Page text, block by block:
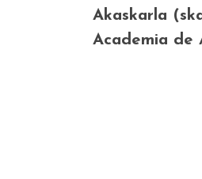
Akaskarla
Academia de